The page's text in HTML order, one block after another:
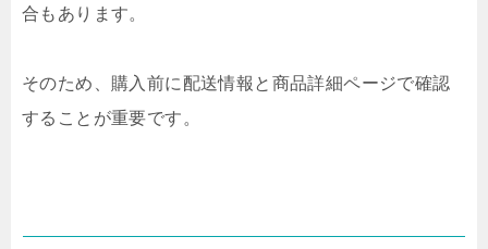
合もあります。
そのため、購入前に配送情報と商品詳細ページで確認
することが重要です。